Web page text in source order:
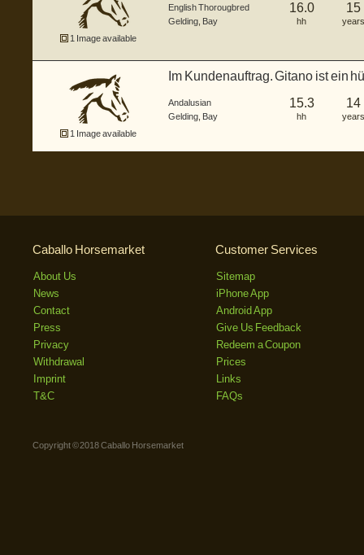
1 Image available
English Thorougbred
Gelding Bay
16.0
hh
15
years
1 Image available
Im Kundenauftrag. Gitano ist ein
Andalusian
Gelding Bay
15.3
hh
14
years
Caballo Horsemarket
About Us
News
Contact
Press
Privacy
Withdrawal
Imprint
T&C
Customer Services
Sitemap
iPhone App
Android App
Give Us Feedback
Redeem a Coupon
Prices
Links
FAQs
Copyright © 2018 Caballo Horsemarket